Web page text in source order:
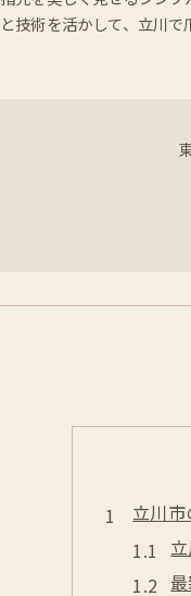
と技術を活かして、立川で
立川